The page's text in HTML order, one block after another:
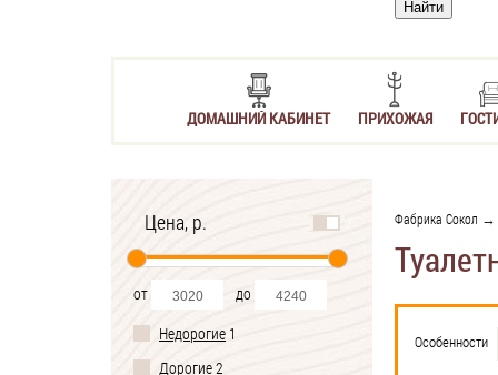
ДОМАШНИЙ КАБИНЕТ ПРИХОЖАЯ
Цена, р.
от
до
Недорогие 1
Дорогие2
Фабрика Сокол →
Особенности